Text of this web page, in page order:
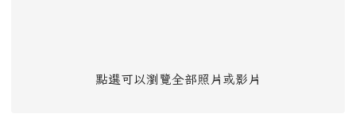
點選可以瀏覽全部照片或影片